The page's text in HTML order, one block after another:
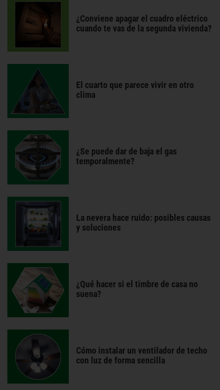
¿Conviene apagar el cuadro eléctrico
cuando te vas de la segunda vivienda?
El cuarto que parece vivir en otro
clima
¿Se puede dar de baja el gas
temporalmente?
La nevera hace ruido: posibles causas
y soluciones
¿Qué hacer si el timbre de casa no
suena?
Cómo instalar un ventilador de techo
con luz de forma sencilla